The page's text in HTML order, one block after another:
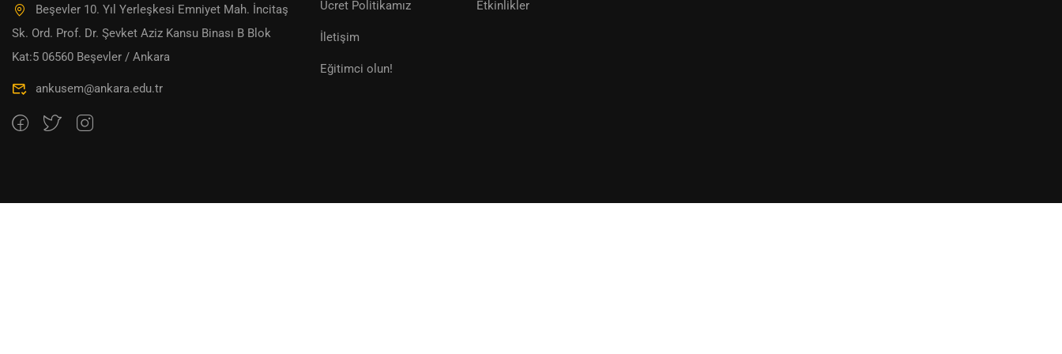
Beşevler 10. Yıl Yerleşkesi Emniyet Mah. İncitaş
Sk. Ord. Prof. Dr. Şevket Aziz Kansu Binası B Blok
Kat:5 06560 Beşevler / Ankara
ankusem@ankara.edu.tr
Ücret Politikamız
İletişim
Eğitimci olun!
Etkinlikler